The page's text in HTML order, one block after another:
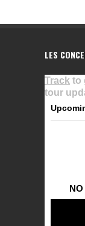
LES
Track to
tour